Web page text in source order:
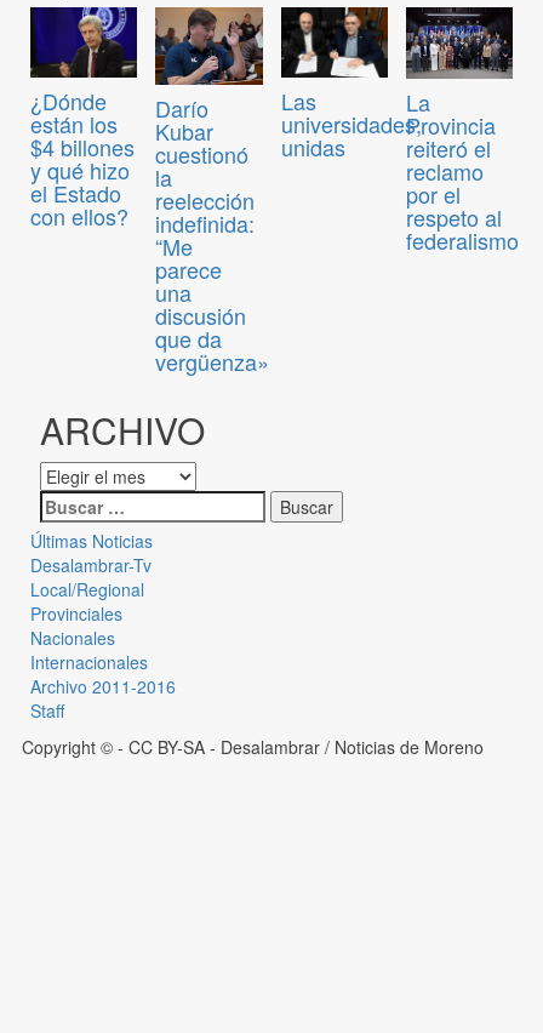
¿Dónde
están los
$4 billones
y qué hizo
el Estado
con ellos?
Darío
Kubar
cuestionó
la
reelección
indefinida:
“Me
parece
una
discusión
que da
vergüenza»
Las
universidades,
unidas
La
Provincia
reiteró el
reclamo
por el
respeto al
federalismo
ARCHIVO
Últimas Noticias
Desalambrar-Tv
Local/Regional
Provinciales
Nacionales
Internacionales
Archivo 2011-2016
Staff
Copyright © - CC BY-SA - Desalambrar / Noticias de Moreno